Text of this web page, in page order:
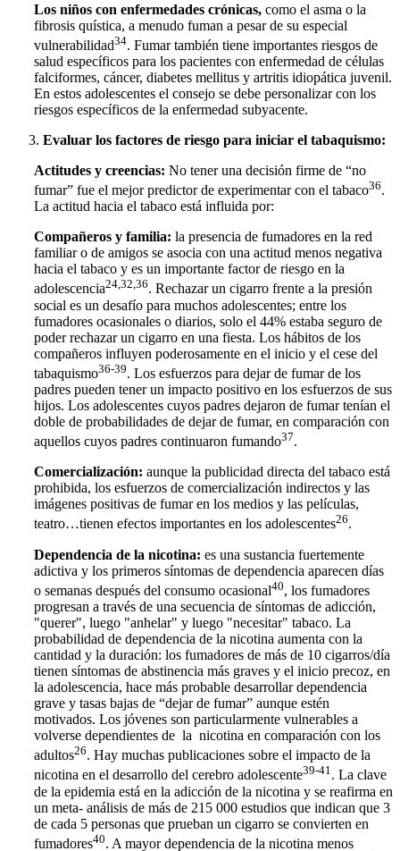
Los niños con enfermedades crónicas, como el asma o la
fibrosis quística, a menudo fuman a pesar de su especial
vulnerabilidad34. Fumar también tiene importantes riesgos de
salud específicos para los pacientes con enfermedad de células
falciformes, cáncer, diabetes mellitus y artritis idiopática juvenil.
En estos adolescentes el consejo se debe personalizar con los
riesgos específicos de la enfermedad subyacente.
Evaluar los factores de riesgo para iniciar el tabaquismo:
Actitudes y creencias: No tener una decisión firme de “no
fumar” fue el mejor predictor de experimentar con el tabaco36.
La actitud hacia el tabaco está influida por:
Compañeros y familia: la presencia de fumadores en la red
familiar o de amigos se asocia con una actitud menos negativa
hacia el tabaco y es un importante factor de riesgo en la
adolescencia24,32,36. Rechazar un cigarro frente a la presión
social es un desafío para muchos adolescentes; entre los
fumadores ocasionales o diarios, solo el 44% estaba seguro de
poder rechazar un cigarro en una fiesta. Los hábitos de los
compañeros influyen poderosamente en el inicio y el cese del
tabaquismo36-39. Los esfuerzos para dejar de fumar de los
padres pueden tener un impacto positivo en los esfuerzos de sus
hijos. Los adolescentes cuyos padres dejaron de fumar tenían el
doble de probabilidades de dejar de fumar, en comparación con
aquellos cuyos padres continuaron fumando37.
Comercialización: aunque la publicidad directa del tabaco está
prohibida, los esfuerzos de comercialización indirectos y las
imágenes positivas de fumar en los medios y las películas,
teatro…tienen efectos importantes en los adolescentes26.
Dependencia de la nicotina: es una sustancia fuertemente
adictiva y los primeros síntomas de dependencia aparecen días
o semanas después del consumo ocasional40, los fumadores
progresan a través de una secuencia de síntomas de adicción,
"querer", luego "anhelar" y luego "necesitar" tabaco. La
probabilidad de dependencia de la nicotina aumenta con la
cantidad y la duración: los fumadores de más de 10 cigarros/día
tienen síntomas de abstinencia más graves y el inicio precoz, en
la adolescencia, hace más probable desarrollar dependencia
grave y tasas bajas de “dejar de fumar” aunque estén
motivados. Los jóvenes son particularmente vulnerables a
volverse dependientes de la nicotina en comparación con los
adultos26. Hay muchas publicaciones sobre el impacto de la
nicotina en el desarrollo del cerebro adolescente39-41. La clave
de la epidemia está en la adicción de la nicotina y se reafirma en
un meta- análisis de más de 215 000 estudios que indican que 3
de cada 5 personas que prueban un cigarro se convierten en
fumadores40. A mayor dependencia de la nicotina menos